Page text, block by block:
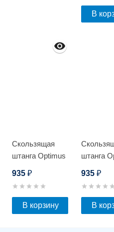
В
Скользящая
штанга Optimus
935 ₽
В корзину
штанга
935₽
В